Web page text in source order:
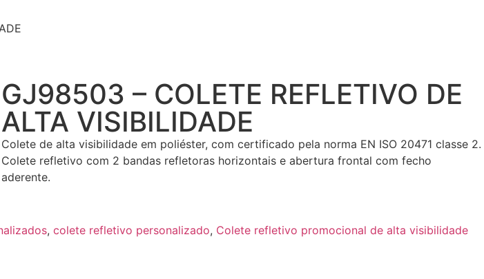
GJ98503 – COLETE REFLETIVO DE
ALTA VISIBILIDADE
Colete de alta visibilidade em poliéster, com certificado pela norma EN ISO 20471 classe 2.
Colete refletivo com 2 bandas refletoras horizontais e abertura frontal com fecho
aderente.
, colete refletivo personalizado, Colete refletivo promocional de alta visibilidade